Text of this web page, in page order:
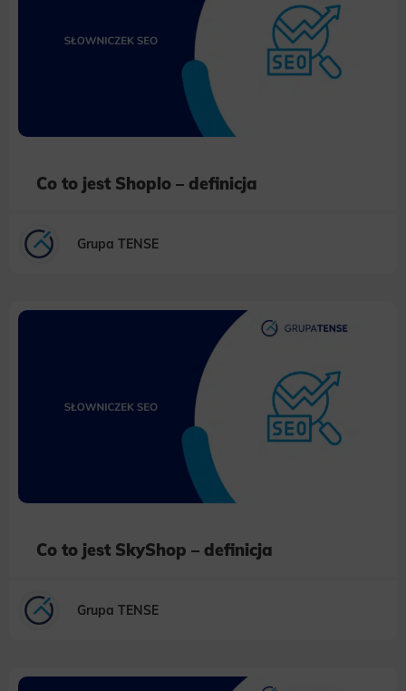
Co to jest Shoplo – definicja
Grupa TENSE
Co to jest SkyShop – definicja
Grupa TENSE